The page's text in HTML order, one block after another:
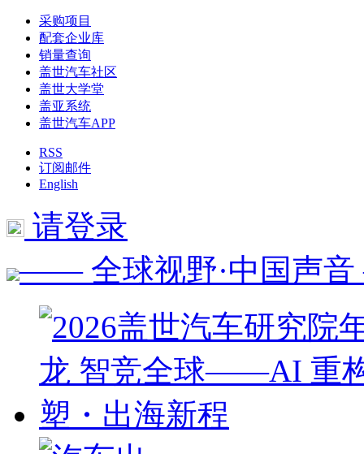
采购项目
配套企业库
销量查询
盖世汽车社区
盖世大学堂
盖亚系统
盖世汽车APP
RSS
订阅邮件
English
请登录
—— 全球视野·中国声